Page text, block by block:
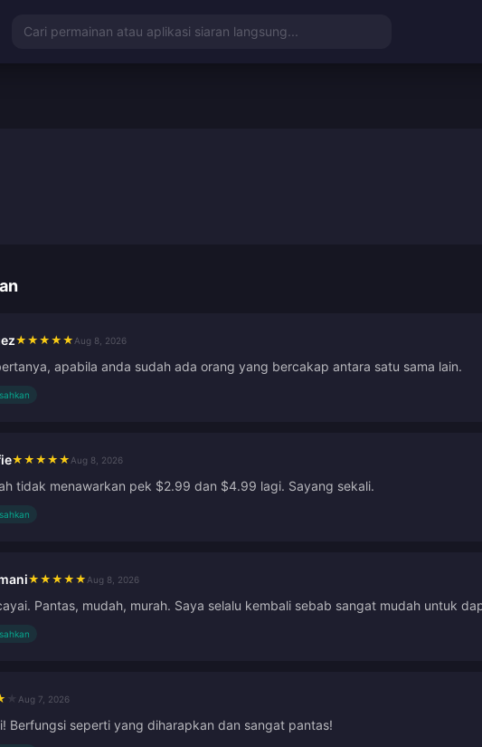
Cari permainan atau aplikasi siaran langsung...
★ ★ ★ ★ ★ Aug 8, 2026
apabila anda sudah ada orang yang bercakap antara satu sama lain.
★ ★ ★ ★ ★ Aug 8, 2026
tidak menawarkan pek $2.99 dan $4.99 lagi. Sayang sekali.
★ ★ ★ ★ ★ Aug 8, 2026
Pantas, mudah, murah. Saya selalu kembali sebab sangat mudah untuk
Aug 7, 2026
Berfungsi seperti yang diharapkan dan sangat pantas!